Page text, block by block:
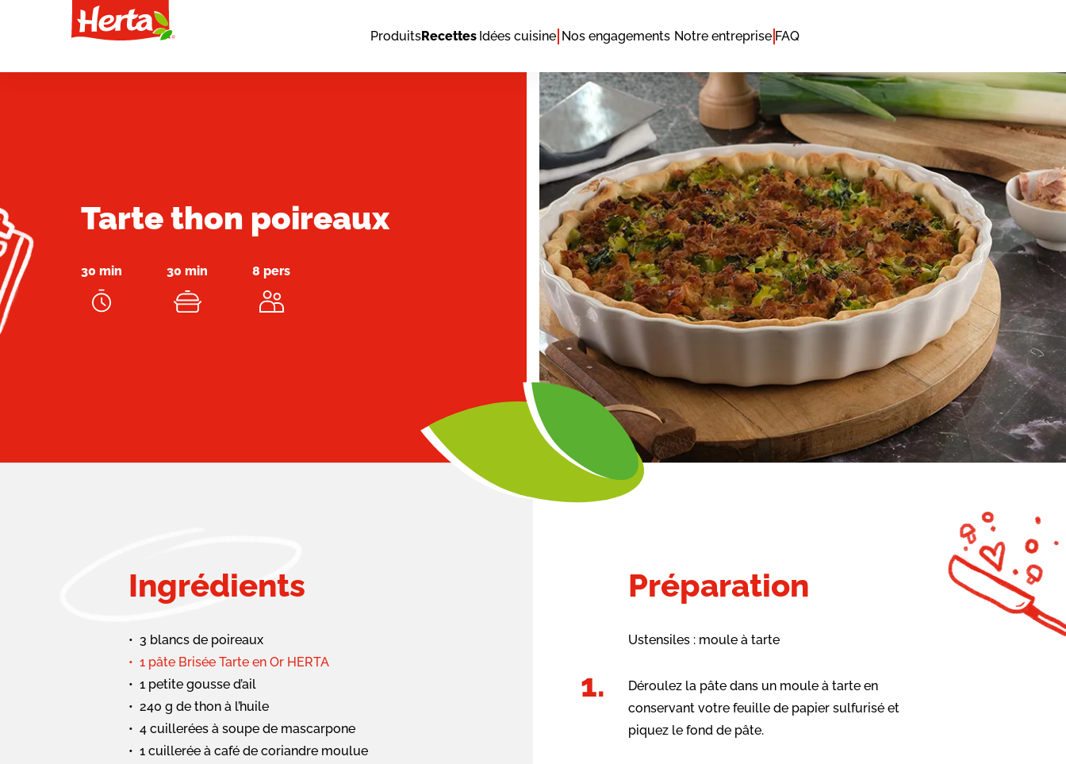
ProduitsRecettes Idées cuisine Nos engagements Notre entreprise FAQ
Tarte thon poireaux
30 min 30 min 8 pers
Ingrédients
3 blancs de poireaux
1 pâte Brisée Tarte en Or HERTA
1 petite gousse d’ail
240 g de thon à l’huile
4 cuillerées à soupe de mascarpone
1 cuillerée à café de coriandre moulue
Préparation
Ustensiles : moule à tarte
Déroulez la pâte dans un moule à tarte en
conservant votre feuille de papier sulfurisé et
piquez le fond de pâte.